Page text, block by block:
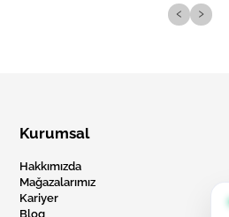
‹ ›
Kurumsal
Hakkımızda
Mağazalarımız
Kariyer
Blog